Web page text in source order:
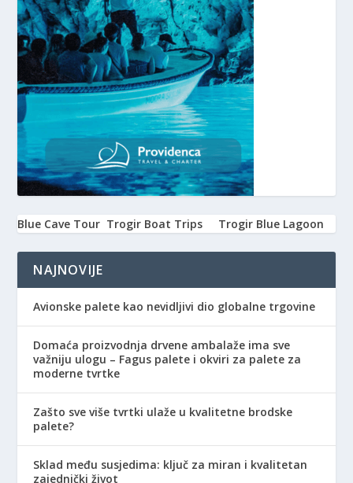
Blue Cave Tour Trogir Boat Trips Trogir Blue Lagoon
NAJNOVIJE
Avionske palete kao nevidljivi dio globalne trgovine
Domaća proizvodnja drvene ambalaže ima sve
važniju ulogu – Fagus palete i okviri za palete za
moderne tvrtke
Zašto sve više tvrtki ulaže u kvalitetne brodske
palete?
Sklad među susjedima: ključ za miran i kvalitetan
zajednički život